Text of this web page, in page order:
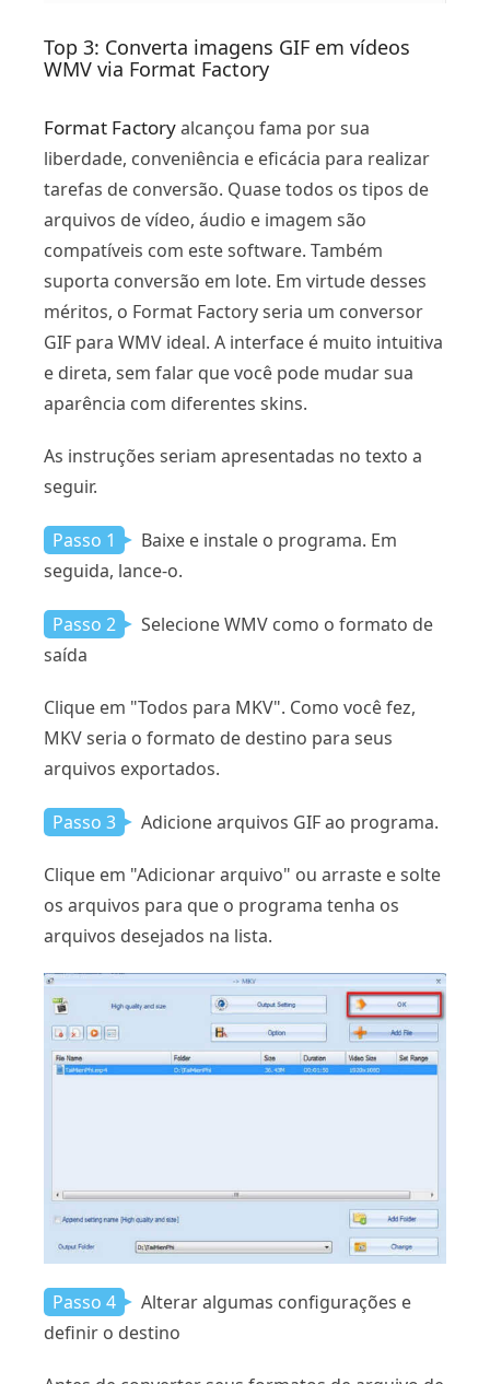
Top 3: Converta imagens GIF em vídeos
WMV via Format Factory
Format Factoryalcançou fama por sua
liberdade, conveniência e eficácia para realizar
tarefas de conversão. Quase todos os tipos de
arquivos de vídeo, áudio e imagem são
compatíveis com este software. Também
suporta conversão em lote. Em virtude desses
méritos, o Format Factory seria um conversor
GIF para WMV ideal. A interface é muito intuitiva
e direta, sem falar que você pode mudar sua
aparência com diferentes skins.
As instruções seriam apresentadas no texto a
seguir.
Passo 1
Baixe e instale o programa. Em
seguida, lance-o.
Passo 2
Selecione WMV como o formato de
saída
Clique em "Todos para MKV". Como você fez,
MKV seria o formato de destino para seus
arquivos exportados.
Passo 3 Adicione arquivos GIF ao programa.
Clique em "Adicionar arquivo" ou arraste e solte
os arquivos para que o programa tenha os
arquivos desejados na lista.
Passo 4
Alterar algumas configurações e
definir o destino